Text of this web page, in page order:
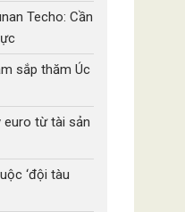
Techo: Cần
sắp thăm Úc
euro từ tài sản
‘đội tàu